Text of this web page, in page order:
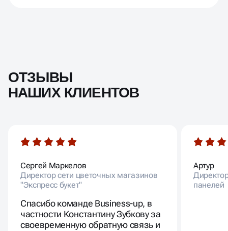
ОТЗЫВЫ
НАШИХ КЛИЕНТОВ
Сергей Маркелов
Директор сети цветочных магазинов
"Экспресс букет"
Спасибо команде Business-up, в
частности Константину Зубкову за
своевременную обратную связь и
Артур
панелей